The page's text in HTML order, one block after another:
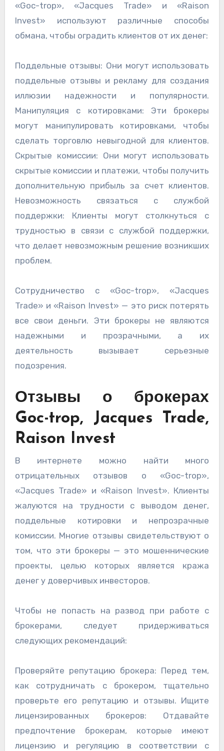
«Goc-trop», «Jacques Trade» и «Raison
Invest» используют различные способы
обмана, чтобы оградить клиентов от их денег:
Поддельные отзывы: Они могут использовать
поддельные отзывы и рекламу для создания
иллюзии надежности и популярности.
Манипуляция с котировками: Эти брокеры
могут манипулировать котировками, чтобы
сделать торговлю невыгодной для клиентов.
Скрытые комиссии: Они могут использовать
скрытые комиссии и платежи, чтобы получить
дополнительную прибыль за счет клиентов.
Невозможность связаться с службой
поддержки: Клиенты могут столкнуться с
трудностью в связи с службой поддержки,
что делает невозможным решение возникших
проблем.
Сотрудничество с «Goc-trop», «Jacques
Trade» и «Raison Invest» — это риск потерять
все свои деньги. Эти брокеры не являются
надежными и прозрачными, а их
деятельность вызывает серьезные
подозрения.
Отзывы о брокерах
Goc-trop, Jacques Trade,
Raison Invest
В интернете можно найти много
отрицательных отзывов о «Goc-trop»,
«Jacques Trade» и «Raison Invest». Клиенты
жалуются на трудности с выводом денег,
поддельные котировки и непрозрачные
комиссии. Многие отзывы свидетельствуют о
том, что эти брокеры — это мошеннические
проекты, целью которых является кража
денег у доверчивых инвесторов.
Чтобы не попасть на развод при работе с
брокерами, следует придерживаться
следующих рекомендаций:
Проверяйте репутацию брокера: Перед тем,
как сотрудничать с брокером, тщательно
проверьте его репутацию и отзывы. Ищите
лицензированных брокеров: Отдавайте
предпочтение брокерам, которые имеют
лицензию и регуляцию в соответствии с